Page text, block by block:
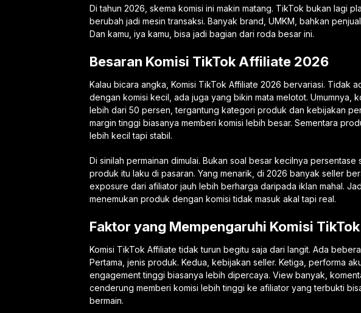
Di tahun 2026, skema komisi ini makin matang. TikTok bukan lagi
berubah jadi mesin transaksi. Banyak brand, UMKM, bahkan
Dan kamu, iya kamu, bisa jadi bagian dari roda besar ini.
Besaran Komisi TikTok Affiliate 2026
Kalau bicara angka, Komisi TikTok Affiliate 2026 bervariasi. Tidak
dengan komisi kecil, ada juga yang bikin mata melotot. Umumnya,
lebih dari 50 persen, tergantung kategori produk dan kebijakan
margin tinggi biasanya memberi komisi lebih besar. Sementara
lebih kecil tapi stabil.
Di sinilah permainan dimulai. Bukan soal besar kecilnya
produk itu laku di pasaran. Yang menarik, di 2026 banyak seller
exposure dari afiliator jauh lebih berharga daripada iklan mahal.
menemukan produk dengan komisi tidak masuk akal tapi real.
Faktor yang Mempengaruhi Komisi
Komisi TikTok Affiliate tidak turun begitu saja dari langit. Ada
Pertama, jenis produk. Kedua, kebijakan seller. Ketiga, performa
engagement tinggi biasanya lebih dipercaya. View banyak,
cenderung memberi komisi lebih tinggi ke afiliator yang terbukti
bermain.